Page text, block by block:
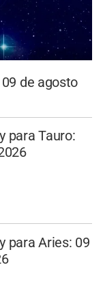
de agosto
para Tauro:
para Aries: 09